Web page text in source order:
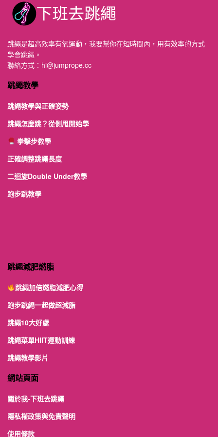
跳繩是超高效率有氧運動，我要幫你在短時間內，用有效率的方式
學會跳繩。
聯絡方式： hi@jumprope.cc
跳繩教學
跳繩教學與正確姿勢
跳繩怎麼跳？從側甩開始學
拳擊步教學
正確調整跳繩長度
二迴旋Double Under教學
跑步跳教學
跳繩減肥燃脂
跳繩加倍燃脂減肥心得
跑步跳繩一起做超減脂
跳繩10大好處
跳繩菜單HIIT運動訓練
跳繩教學影片
網站頁面
關於我-下班去跳繩
隱私權政策與免責聲明
使用條款